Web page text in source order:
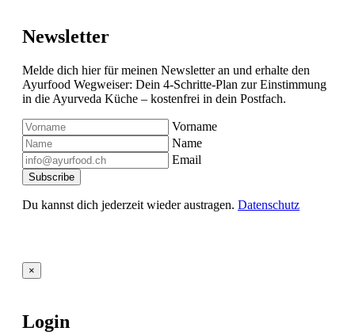
Newsletter
Melde dich hier für meinen Newsletter an und erhalte den
Ayurfood Wegweiser: Dein 4-Schritte-Plan zur Einstimmung
in die Ayurveda Küche – kostenfrei in dein Postfach.
Vorname
Name
Email
Du kannst dich jederzeit wieder austragen. Datenschutz
×
Login